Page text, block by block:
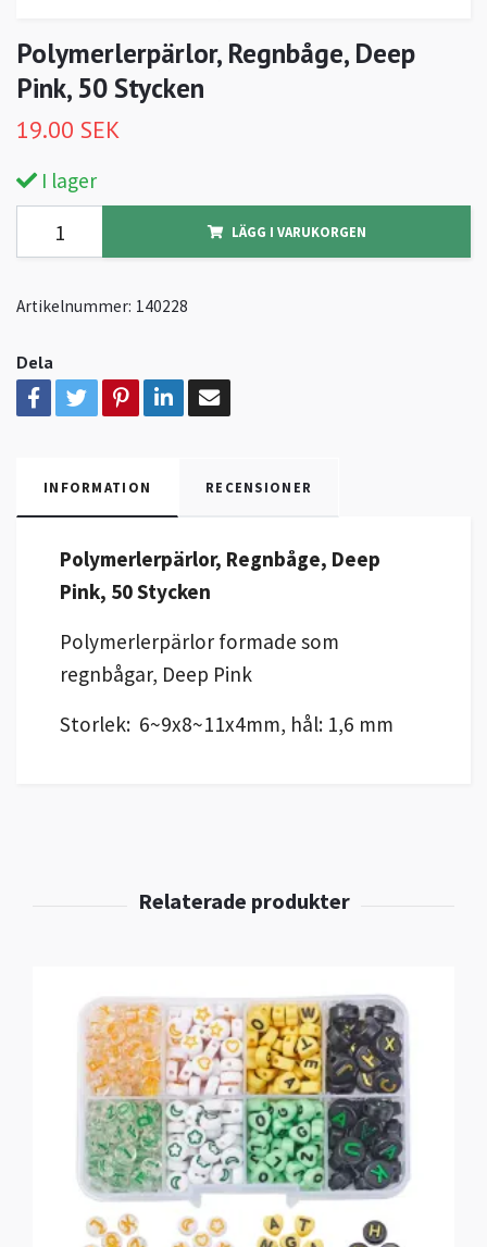
Polymerlerpärlor, Regnbåge, Deep
Pink, 50 Stycken
19.00 SEK
I lager
LÄGG I VARUKORGEN
Artikelnummer: 140228
Dela
INFORMATION RECENSIONER
Polymerlerpärlor, Regnbåge, Deep
Pink, 50 Stycken
Polymerlerpärlor formade som
regnbågar, Deep Pink
Storlek: 6~9x8~11x4mm, hål: 1,6 mm